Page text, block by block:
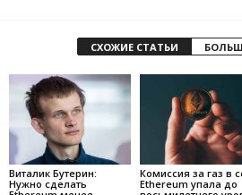
СХОЖИЕ СТАТЬИ
Виталик Бутерин:
Нужно сделать
Комиссия за газ в
Ethereum упала до